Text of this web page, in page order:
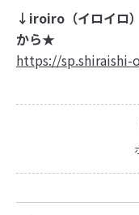
↓iroiro（イロイロ
から★
https://